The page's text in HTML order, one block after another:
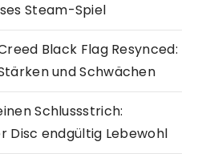
Steam-Spiel
Black Flag Resynced:
und Schwächen
Schlussstrich:
Disc endgültig Lebewohl